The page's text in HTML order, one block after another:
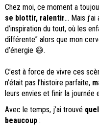
Chez moi, ce moment a
se blottir, ralentir… Mais j’ai
d’inspiration du tout, où les
différente” alors que mon
d’énergie 😅.
C’est à force de vivre ces
n’était pas l’histoire parfaite,
leurs envies et finir la journée
Avec le temps, j’ai trouvé
beaucoup :